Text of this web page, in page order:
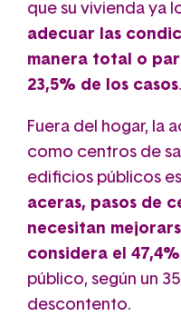
que su vivienda ya
adecuar las
manera total o
23,5% de los casos.
Fuera del hogar, la
como centros de
edificios públicos
aceras, pasos de
necesitan
considera el 47,4%
público, según un
descontento.